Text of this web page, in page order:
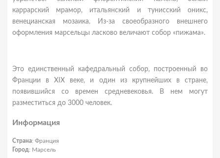
каррарский мрамор, итальянский и тунисский оникс,
венецианская мозаика. Из-за своеобразного внешнего
оформления марсельцы ласково величают собор «пижама».
Это единственный кафедральный собор, построенный во
Франции в XIX веке, и один из крупнейших в стране,
появившийся со времен средневековья. В нем могут
разместиться до 3000 человек.
Информация
Страна: Франция
Город: Марсель